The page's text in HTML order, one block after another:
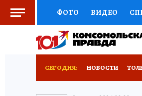
ФОТО ВИДЕО
СОЦПОДДЕРЖКА
СЕГОДНЯ: НОВОСТИ
НОВОРОССИЯ